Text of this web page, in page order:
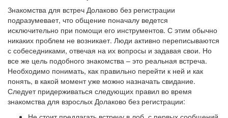
Знакомства для встреч Долаково без регистрации
подразумевает, что общение поначалу ведется
исключительно при помощи его инструментов. С этим обычно
никаких проблем не возникает. Люди активно переписываются
с собеседниками, отвечая на их вопросы и задавая свои. Но
все же цель подобного знакомства – это реальная встреча.
Необходимо понимать, как правильно перейти к ней и как
понять, в какой момент уже можно назначать свидание.
Следует придерживаться следующих правил во время
знакомства для взрослых Долаково без регистрации: